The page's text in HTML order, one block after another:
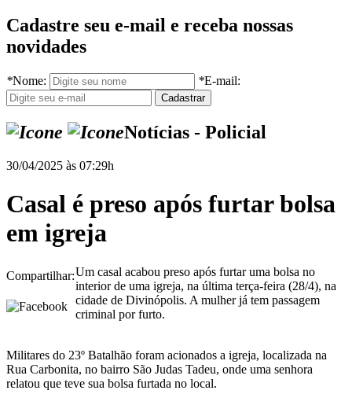
Cadastre seu e-mail e receba nossas
novidades
*Nome: *E-mail:
Notícias - Policial
30/04/2025 às 07:29h
Casal é preso após furtar bolsa
em igreja
Compartilhar:Um casal acabou preso após furtar uma bolsa no
interior de uma igreja, na última terça-feira (28/4), na
cidade de Divinópolis. A mulher já tem passagem
criminal por furto.
Militares do 23º Batalhão foram acionados a igreja, localizada na
Rua Carbonita, no bairro São Judas Tadeu, onde uma senhora
relatou que teve sua bolsa furtada no local.